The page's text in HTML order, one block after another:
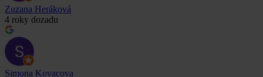
Zuzana Heráková
4 roky dozadu
Simona Kovacova